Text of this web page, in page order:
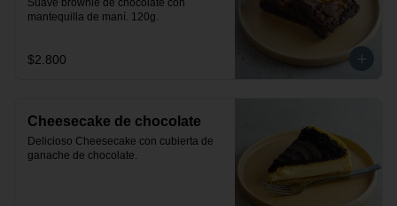
Suave brownie de chocolate con
mantequilla de maní. 120g.
$2.800
Cheesecake de chocolate
Delicioso Cheesecake con cubierta de
ganache de chocolate.